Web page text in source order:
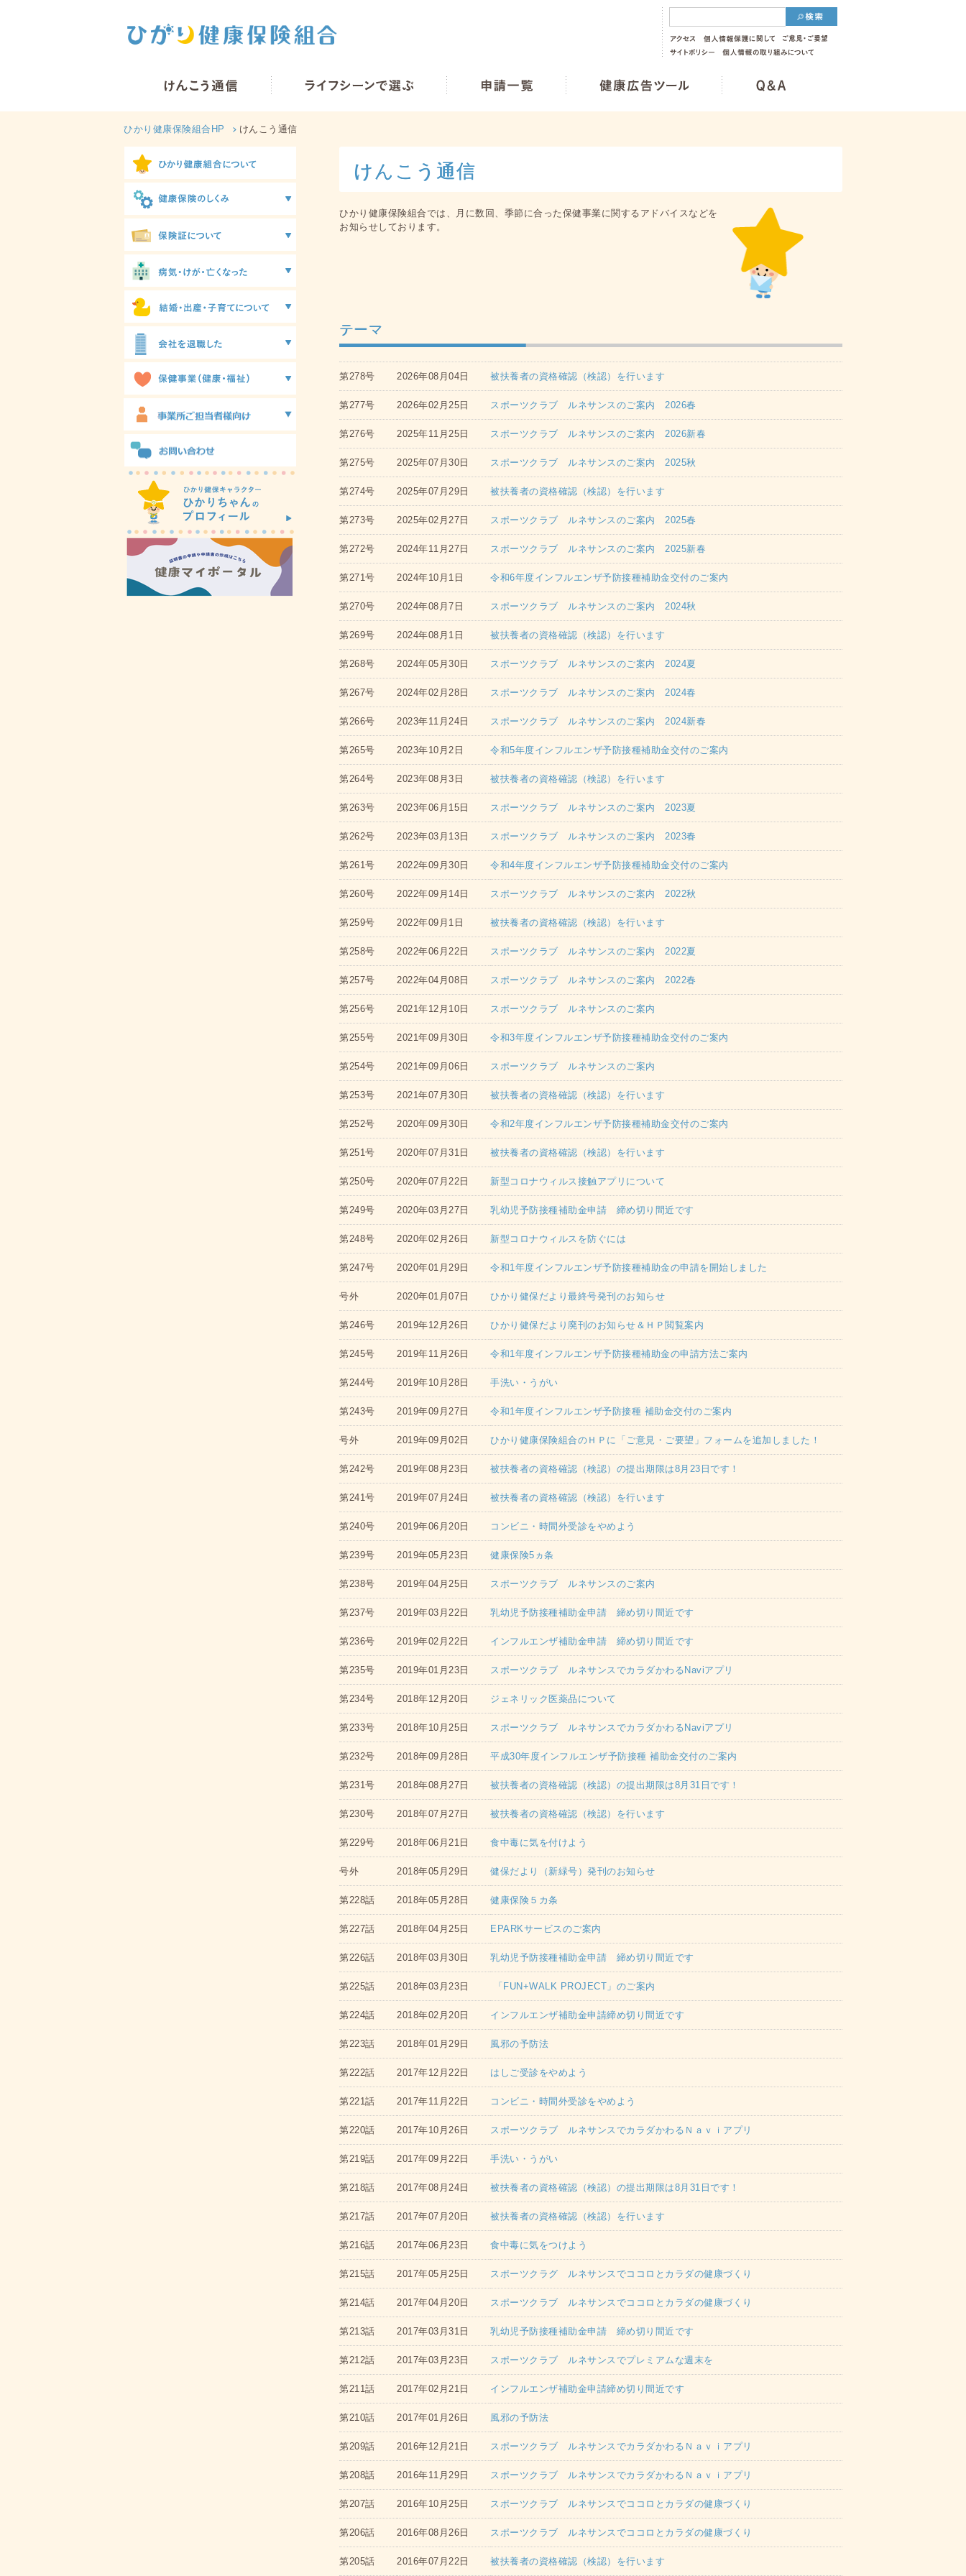
ひかり健康保険組合HP けんこう通信
けんこう通信
ひかり健康保険組合では、月に数回、季節に合った保健事業に関するアドバイスなどを
お知らせしております。
テーマ
第278号 2026年08月04日 被扶養者の資格確認（検認）を行います
第277号 2026年02月25日 スポーツクラブ ルネサンスのご案内 2026春
第276号 2025年11月25日 スポーツクラブ ルネサンスのご案内 2026新春
第275号 2025年07月30日 スポーツクラブ ルネサンスのご案内 2025秋
第274号 2025年07月29日 被扶養者の資格確認（検認）を行います
第273号 2025年02月27日 スポーツクラブ ルネサンスのご案内 2025春
第272号 2024年11月27日 スポーツクラブ ルネサンスのご案内 2025新春
第271号 2024年10月1日 令和6年度インフルエンザ予防接種補助金交付のご案内
第270号 2024年08月7日 スポーツクラブ ルネサンスのご案内 2024秋
第269号 2024年08月1日 被扶養者の資格確認（検認）を行います
第268号 2024年05月30日 スポーツクラブ ルネサンスのご案内 2024夏
第267号 2024年02月28日 スポーツクラブ ルネサンスのご案内 2024春
第266号 2023年11月24日 スポーツクラブ ルネサンスのご案内 2024新春
第265号 2023年10月2日 令和5年度インフルエンザ予防接種補助金交付のご案内
第264号 2023年08月3日 被扶養者の資格確認（検認）を行います
第263号 2023年06月15日 スポーツクラブ ルネサンスのご案内 2023夏
第262号 2023年03月13日 スポーツクラブ ルネサンスのご案内 2023春
第261号 2022年09月30日 令和4年度インフルエンザ予防接種補助金交付のご案内
第260号 2022年09月14日 スポーツクラブ ルネサンスのご案内 2022秋
第259号 2022年09月1日 被扶養者の資格確認（検認）を行います
第258号 2022年06月22日 スポーツクラブ ルネサンスのご案内 2022夏
第257号 2022年04月08日 スポーツクラブ ルネサンスのご案内 2022春
第256号 2021年12月10日 スポーツクラブ ルネサンスのご案内
第255号 2021年09月30日 令和3年度インフルエンザ予防接種補助金交付のご案内
第254号 2021年09月06日 スポーツクラブ ルネサンスのご案内
第253号 2021年07月30日 被扶養者の資格確認（検認）を行います
第252号 2020年09月30日 令和2年度インフルエンザ予防接種補助金交付のご案内
第251号 2020年07月31日 被扶養者の資格確認（検認）を行います
第250号 2020年07月22日 新型コロナウィルス接触アプリについて
第249号 2020年03月27日 乳幼児予防接種補助金申請 締め切り間近です
第248号 2020年02月26日 新型コロナウィルスを防ぐには
第247号 2020年01月29日 令和1年度インフルエンザ予防接種補助金の申請を開始しました
号外 2020年01月07日 ひかり健保だより最終号発刊のお知らせ
第246号 2019年12月26日 ひかり健保だより廃刊のお知らせ＆ＨＰ閲覧案内
第245号 2019年11月26日 令和1年度インフルエンザ予防接種補助金の申請方法ご案内
第244号 2019年10月28日 手洗い・うがい
第243号 2019年09月27日 令和1年度インフルエンザ予防接種 補助金交付のご案内
号外 2019年09月02日 ひかり健康保険組合のＨＰに「ご意見・ご要望」フォームを追加しました！
第242号 2019年08月23日 被扶養者の資格確認（検認）の提出期限は8月23日です！
第241号 2019年07月24日 被扶養者の資格確認（検認）を行います
第240号 2019年06月20日 コンビニ・時間外受診をやめよう
第239号 2019年05月23日 健康保険5ヵ条
第238号 2019年04月25日 スポーツクラブ ルネサンスのご案内
第237号 2019年03月22日 乳幼児予防接種補助金申請 締め切り間近です
第236号 2019年02月22日 インフルエンザ補助金申請 締め切り間近です
第235号 2019年01月23日 スポーツクラブ ルネサンスでカラダかわるNaviアプリ
第234号 2018年12月20日 ジェネリック医薬品について
第233号 2018年10月25日 スポーツクラブ ルネサンスでカラダかわるNaviアプリ
第232号 2018年09月28日 平成30年度インフルエンザ予防接種 補助金交付のご案内
第231号 2018年08月27日 被扶養者の資格確認（検認）の提出期限は8月31日です！
第230号 2018年07月27日 被扶養者の資格確認（検認）を行います
第229号 2018年06月21日 食中毒に気を付けよう
号外 2018年05月29日 健保だより（新緑号）発刊のお知らせ
第228話 2018年05月28日 健康保険５カ条
第227話 2018年04月25日 EPARKサービスのご案内
第226話 2018年03月30日 乳幼児予防接種補助金申請 締め切り間近です
第225話 2018年03月23日 「FUN+WALK PROJECT」のご案内
第224話 2018年02月20日 インフルエンザ補助金申請締め切り間近です
第223話 2018年01月29日 風邪の予防法
第222話 2017年12月22日 はしご受診をやめよう
第221話 2017年11月22日 コンビニ・時間外受診をやめよう
第220話 2017年10月26日 スポーツクラブ ルネサンスでカラダかわるＮａｖｉアプリ
第219話 2017年09月22日 手洗い・うがい
第218話 2017年08月24日 被扶養者の資格確認（検認）の提出期限は8月31日です！
第217話 2017年07月20日 被扶養者の資格確認（検認）を行います
第216話 2017年06月23日 食中毒に気をつけよう
第215話 2017年05月25日 スポーツクラグ ルネサンスでココロとカラダの健康づくり
第214話 2017年04月20日 スポーツクラブ ルネサンスでココロとカラダの健康づくり
第213話 2017年03月31日 乳幼児予防接種補助金申請 締め切り間近です
第212話 2017年03月23日 スポーツクラブ ルネサンスでプレミアムな週末を
第211話 2017年02月21日 インフルエンザ補助金申請締め切り間近です
第210話 2017年01月26日 風邪の予防法
第209話 2016年12月21日 スポーツクラブ ルネサンスでカラダかわるＮａｖｉアプリ
第208話 2016年11月29日 スポーツクラブ ルネサンスでカラダかわるＮａｖｉアプリ
第207話 2016年10月25日 スポーツクラブ ルネサンスでココロとカラダの健康づくり
第206話 2016年08月26日 スポーツクラブ ルネサンスでココロとカラダの健康づくり
第205話 2016年07月22日 被扶養者の資格確認（検認）を行います